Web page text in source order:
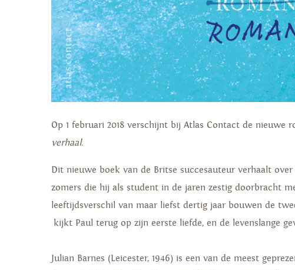
Op 1 februari 2018 verschijnt bij Atlas Contact de nieuwe
verhaal.
Dit nieuwe boek van de Britse succesauteur verhaalt
zomers die hij als student in de jaren zestig doorbracht
leeftijdsverschil van maar liefst dertig jaar bouwen de
kijkt Paul terug op zijn eerste liefde, en de levenslange
Julian Barnes (Leicester, 1946) is een van de meest